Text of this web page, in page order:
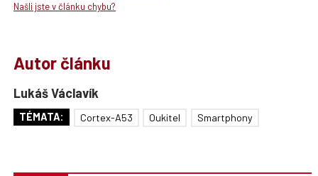
Našli jste v článku chybu?
Autor článku
Lukáš Václavík
TÉMATA: Cortex-A53 Oukitel Smartphony